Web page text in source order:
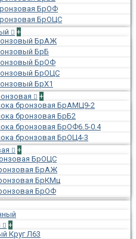
БрОФ
БрОЦС
+
БрАЖ
БрБ
БрОФ
БрОЦС
БрХ1
+
бронзовая БрАМЦ9-2
бронзовая БрБ2
бронзовая БрОФ6.5-0.4
бронзовая БрОЦ4-3
+
БрОЦС
БрАЖ
БрКМц
БрОФ
+
Круг Л63